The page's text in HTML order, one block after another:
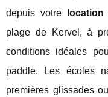
depuis votre
plage de Kervel, à
conditions idéales
paddle. Les écoles
premières glissades